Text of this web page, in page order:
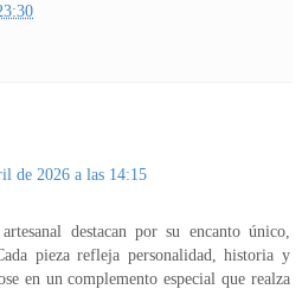
de 2026 a las 14:15
destacan por su encanto único,
pieza refleja personalidad, historia y
en un complemento especial que realza